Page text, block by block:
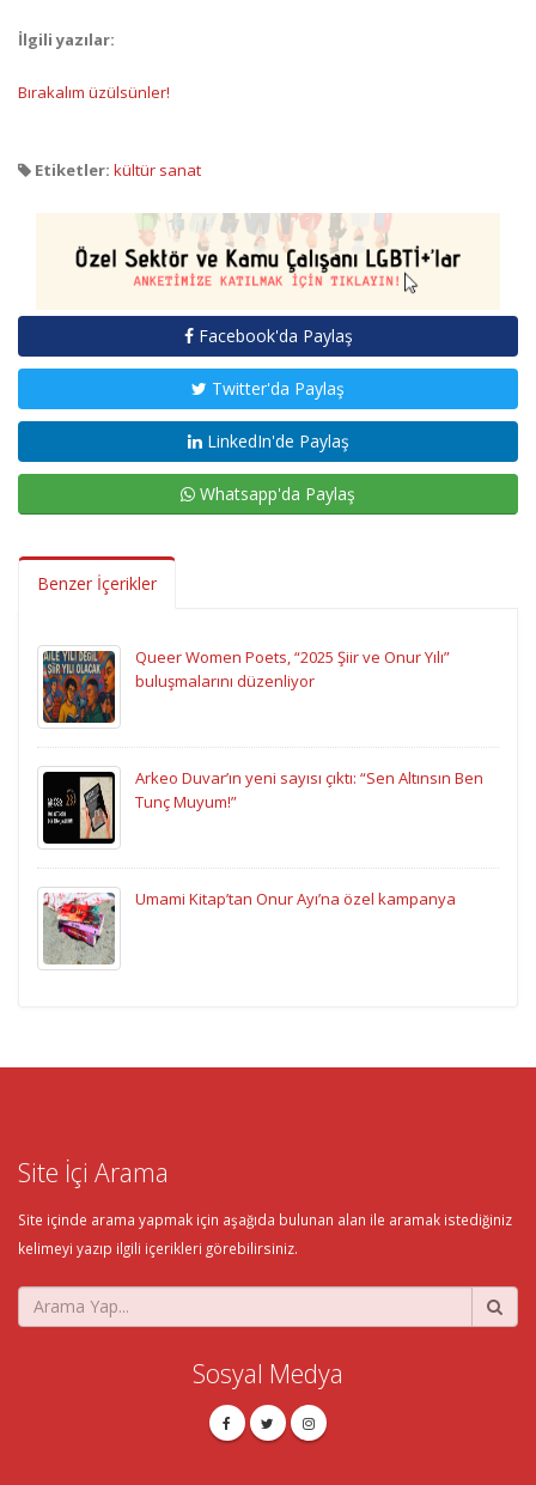
İlgili yazılar:
Bırakalım üzülsünler!
Etiketler: kültür sanat
Facebook'da Paylaş
Twitter'da Paylaş
LinkedIn'de Paylaş
Whatsapp'da Paylaş
Benzer İçerikler
Queer Women Poets, “2025 Şiir ve Onur Yılı”
buluşmalarını düzenliyor
Arkeo Duvar’ın yeni sayısı çıktı: “Sen Altınsın Ben
Tunç Muyum!”
Umami Kitap’tan Onur Ayı’na özel kampanya
Site İçi Arama
Site içinde arama yapmak için aşağıda bulunan alan ile aramak istediğiniz
kelimeyi yazıp ilgili içerikleri görebilirsiniz.
Sosyal Medya